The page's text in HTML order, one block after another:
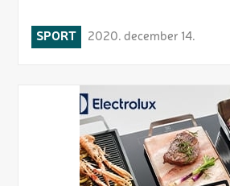
SPORT 2020. december 14.